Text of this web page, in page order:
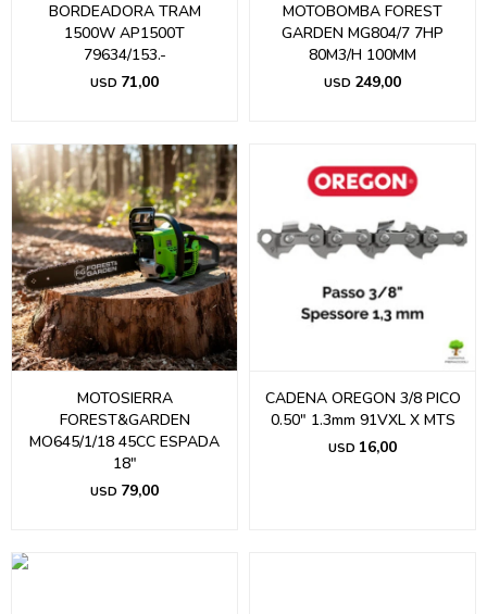
BORDEADORA TRAM
1500W AP1500T
79634/153.-
USD 71,00
MOTOBOMBA FOREST
GARDEN MG804/7 7HP
80M3/H 100MM
USD 249,00
MOTOSIERRA
FOREST&GARDEN
MO645/1/18 45CC ESPADA
18"
USD 79,00
CADENA OREGON 3/8 PICO
0.50" 1.3mm 91VXL X MTS
USD 16,00